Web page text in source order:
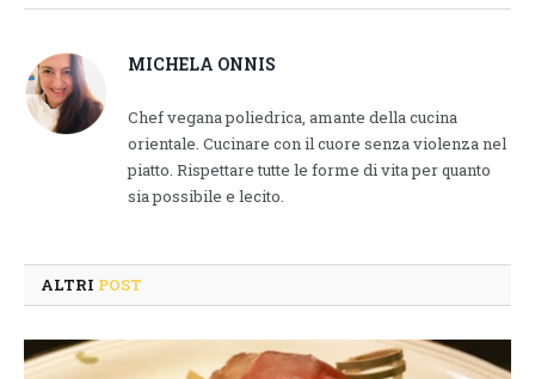
MICHELA ONNIS
Chef vegana poliedrica, amante della cucina
orientale. Cucinare con il cuore senza violenza nel
piatto. Rispettare tutte le forme di vita per quanto
sia possibile e lecito.
ALTRI POST